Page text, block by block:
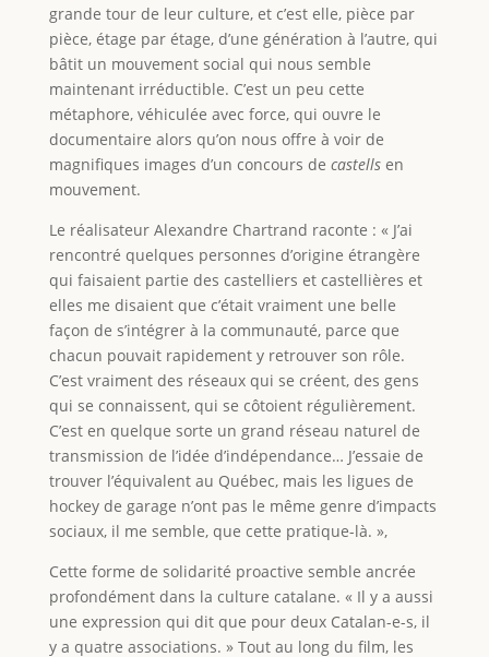
grande tour de leur culture, et c’est elle, pièce par
pièce, étage par étage, d’une génération à l’autre, qui
bâtit un mouvement social qui nous semble
maintenant irréductible. C’est un peu cette
métaphore, véhiculée avec force, qui ouvre le
documentaire alors qu’on nous offre à voir de
magnifiques images d’un concours de castellsen
mouvement.
Le réalisateur Alexandre Chartrand raconte : « J’ai
rencontré quelques personnes d’origine étrangère
qui faisaient partie des castelliers et castellières et
elles me disaient que c’était vraiment une belle
façon de s’intégrer à la communauté, parce que
chacun pouvait rapidement y retrouver son rôle.
C’est vraiment des réseaux qui se créent, des gens
qui se connaissent, qui se côtoient régulièrement.
C’est en quelque sorte un grand réseau naturel de
transmission de l’idée d’indépendance… J’essaie de
trouver l’équivalent au Québec, mais les ligues de
hockey de garage n’ont pas le même genre d’impacts
sociaux, il me semble, que cette pratique-là. »,
Cette forme de solidarité proactive semble ancrée
profondément dans la culture catalane. « Il y a aussi
une expression qui dit que pour deux Catalan-e-s, il
y a quatre associations. » Tout au long du film, les